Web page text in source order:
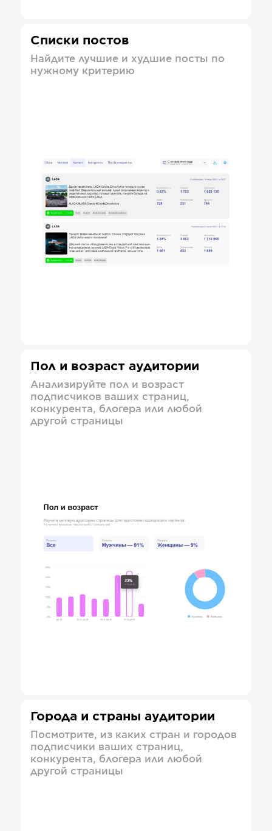
Списки постов
Найдите лучшие и худшие посты по
нужному критерию
Пол и возраст аудитории
Анализируйте пол и возраст
подписчиков ваших страниц,
конкурента, блогера или любой
другой страницы
Города и страны аудитории
Посмотрите, из каких стран и городов
подписчики ваших страниц,
конкурента, блогера или любой
другой страницы